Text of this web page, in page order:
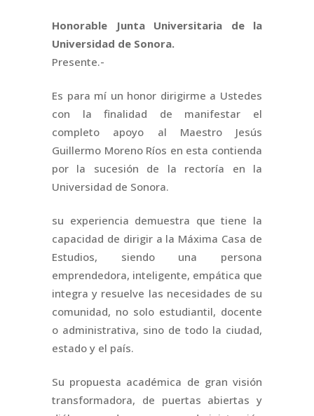
Honorable Junta Universitaria de la
Universidad de Sonora.
Presente.-
Es para mí un honor dirigirme a Ustedes
con la finalidad de manifestar el
completo apoyo al Maestro Jesús
Guillermo Moreno Ríos en esta contienda
por la sucesión de la rectoría en la
Universidad de Sonora.
su experiencia demuestra que tiene la
capacidad de dirigir a la Máxima Casa de
Estudios, siendo una persona
emprendedora, inteligente, empática que
integra y resuelve las necesidades de su
comunidad, no solo estudiantil, docente
o administrativa, sino de todo la ciudad,
estado y el país.
Su propuesta académica de gran visión
transformadora, de puertas abiertas y